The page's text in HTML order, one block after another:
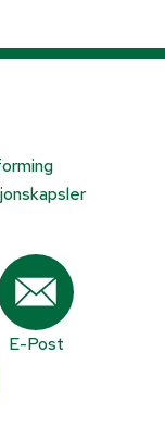
E-Post